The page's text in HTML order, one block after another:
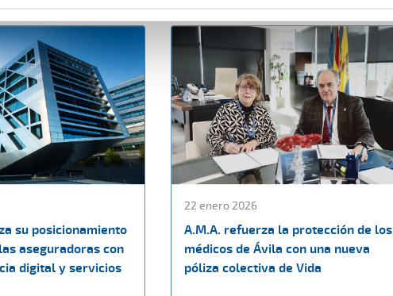
su posicionamiento
aseguradoras con
digital y servicios
22 enero 2026
A.M.A. refuerza la protección de los
médicos de Ávila con una nueva
póliza colectiva de Vida